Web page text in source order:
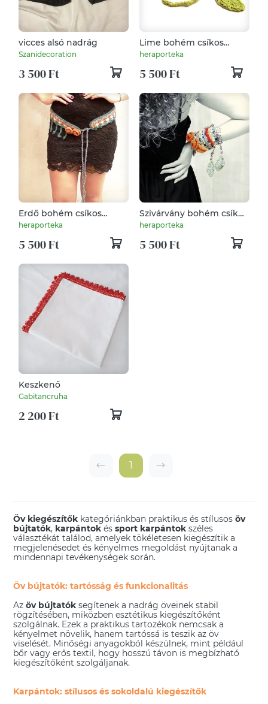
vicces alsó nadrág
Szanidecoration
3 500 Ft
Lime bohém csíkos
rojtos horgolt öv
heraporteka
5 500 Ft
Erdő bohém csíkos
rojtos horgolt boho öv
heraporteka
5 500 Ft
Szivárvány bohém csíkos
rojtos horgolt boho öv
heraporteka
5 500 Ft
Keszkenő
Gabitancruha
2 200 Ft
1
Öv kiegészítők kategóriánkban praktikus és stílusosöv
bújtatók, karpántok éssport karpántok széles
választékát találod, amelyek tökéletesen kiegészítik a
megjelenésedet és kényelmes megoldást nyújtanak a
mindennapi tevékenységek során.
Öv bújtatók: tartósság és funkcionalitás
Azöv bújtatók segítenek a nadrág öveinek stabil
rögzítésében, miközben esztétikus kiegészítőként
szolgálnak. Ezek a praktikus tartozékok nemcsak a
kényelmet növelik, hanem tartóssá is teszik az öv
viselését. Minőségi anyagokból készülnek, mint például
bőr vagy erős textil, hogy hosszú távon is megbízható
kiegészítőként szolgáljanak.
Karpántok: stílusos és sokoldalú kiegészítők